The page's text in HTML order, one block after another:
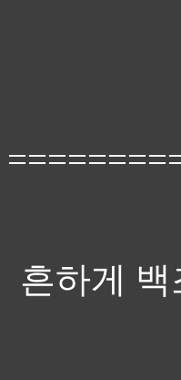
흔하게